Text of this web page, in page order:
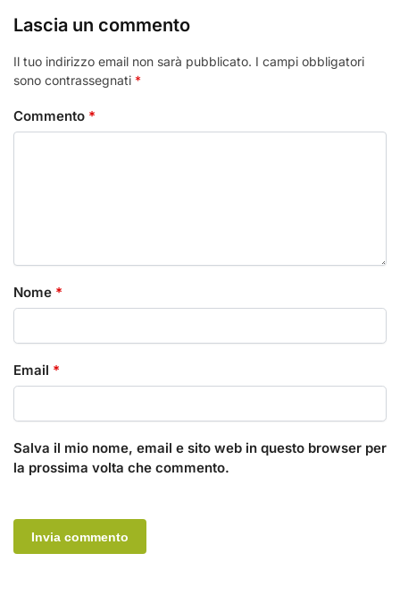
Lascia un commento
Il tuo indirizzo email non sarà pubblicato. I campi obbligatori
sono contrassegnati *
Commento *
Nome *
Email *
Salva il mio nome, email e sito web in questo browser per
la prossima volta che commento.